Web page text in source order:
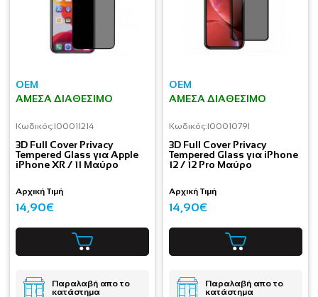
OEM
ΆΜΕΣΑ ΔΙΑΘΈΣΙΜΟ
Κωδικός:I00011214
3D Full Cover Privacy
Tempered Glass για Apple
iPhone XR / 11 Μαύρο
Αρχική Τιμή
14,90€
Παραλαβή απο το
κατάστημα
OEM
ΆΜΕΣΑ ΔΙΑΘΈΣΙΜΟ
Κωδικός:I00010791
3D Full Cover Privacy
Tempered Glass για iPhone
12 / 12 Pro Μαύρο
Αρχική Τιμή
14,90€
Παραλαβή απο το
κατάστημα